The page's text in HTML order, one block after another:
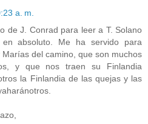
a. m.
de J. Conrad para leer a T. Solano
absoluto. Me ha servido para
del camino, que son muchos
y que nos traen su Finlandia
la Finlandia de las quejas y las